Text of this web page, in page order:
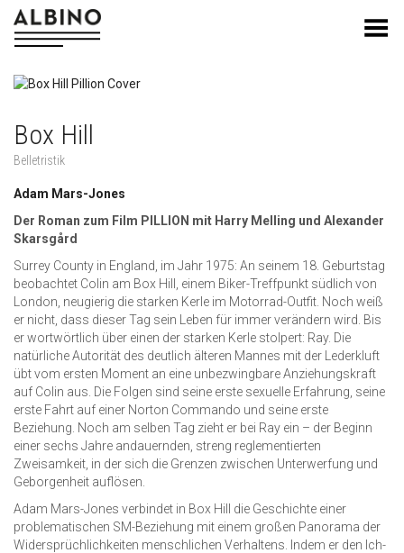
Toggle Menu
Box Hill
Belletristik
Adam Mars-Jones
Der Roman zum Film PILLION mit Harry Melling und Alexander
Skarsgård
Surrey County in England, im Jahr 1975: An seinem 18. Geburtstag
beobachtet Colin am Box Hill, einem Biker-Treffpunkt südlich von
London, neugierig die starken Kerle im Motorrad-Outfit. Noch weiß
er nicht, dass dieser Tag sein Leben für immer verändern wird. Bis
er wortwörtlich über einen der starken Kerle stolpert: Ray. Die
natürliche Autorität des deutlich älteren Mannes mit der Lederkluft
übt vom ersten Moment an eine unbezwingbare Anziehungskraft
auf Colin aus. Die Folgen sind seine erste sexuelle Erfahrung, seine
erste Fahrt auf einer Norton Commando und seine erste
Beziehung. Noch am selben Tag zieht er bei Ray ein – der Beginn
einer sechs Jahre andauernden, streng reglementierten
Zweisamkeit, in der sich die Grenzen zwischen Unterwerfung und
Geborgenheit auflösen.
Adam Mars-Jones verbindet in Box Hill die Geschichte einer
problematischen SM-Beziehung mit einem großen Panorama der
Widersprüchlichkeiten menschlichen Verhaltens. Indem er den Ich-